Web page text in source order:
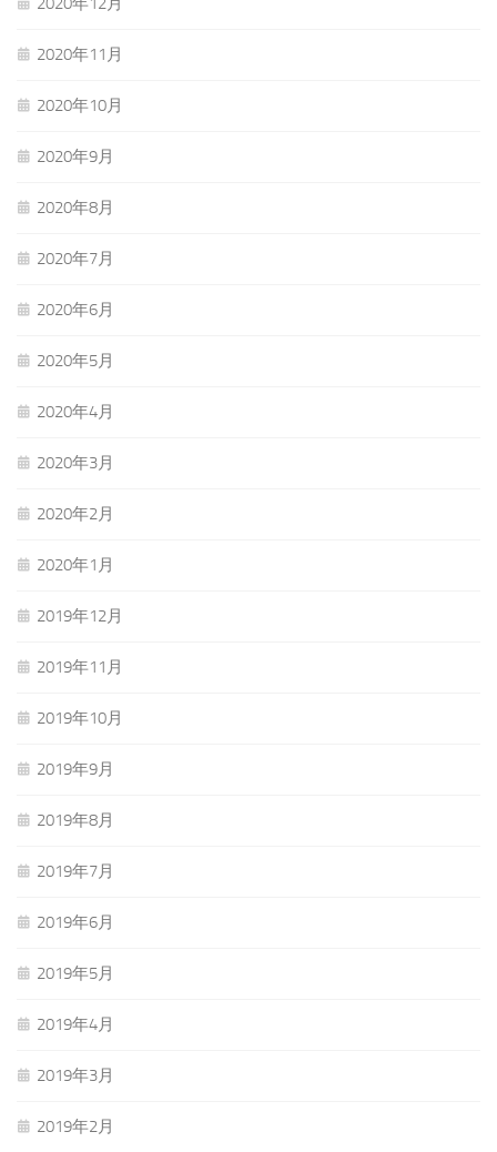
2020年11月
2020年10月
2020年9月
2020年8月
2020年7月
2020年6月
2020年5月
2020年4月
2020年3月
2020年2月
2020年1月
2019年12月
2019年11月
2019年10月
2019年9月
2019年8月
2019年7月
2019年6月
2019年5月
2019年4月
2019年3月
2019年2月